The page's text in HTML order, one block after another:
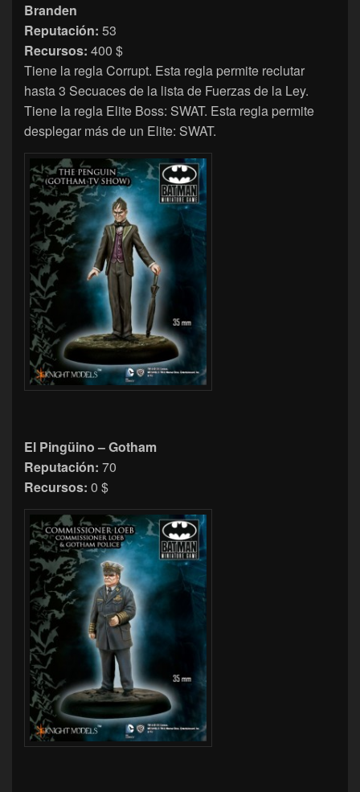
Branden
Reputación: 53
Recursos: 400 $
Tiene la regla Corrupt. Esta regla permite reclutar
hasta 3 Secuaces de la lista de Fuerzas de la Ley.
Tiene la regla Elite Boss: SWAT. Esta regla permite
desplegar más de un Elite: SWAT.
El Pingüino – Gotham
Reputación: 70
Recursos: 0 $